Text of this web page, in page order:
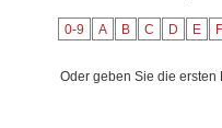
0-9 A B C D E F
Oder geben Sie die ersten